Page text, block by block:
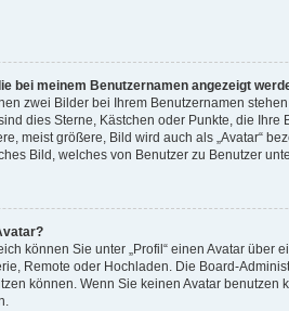
bei meinem Benutzernamen angezeigt
zwei Bilder bei Ihrem Benutzernamen
dies Sterne, Kästchen oder Punkte, die Ihre
meist größere, Bild wird auch als „Avatar“
Bild, welches von Benutzer zu Benutzer
können Sie unter „Profil“ einen Avatar über
Remote oder Hochladen. Die Board-
können. Wenn Sie keinen Avatar benutzen